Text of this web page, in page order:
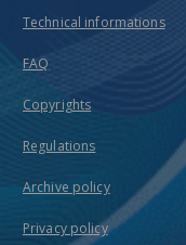
Technical informations
FAQ
Copyrights
Regulations
Archive policy
Privacy policy